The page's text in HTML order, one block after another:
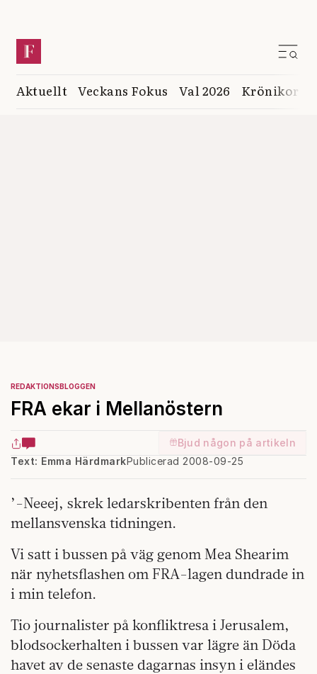
Aktuellt Veckans Fokus Val 2026 Krönikor
REDAKTIONSBLOGGEN
FRA ekar i Mellanöstern
Bjud någon på artikeln
Text: Emma HärdmarkPublicerad 2008-09-25
’-Neeej, skrek ledarskribenten från den
mellansvenska tidningen.
Vi satt i bussen på väg genom Mea Shearim
när nyhetsflashen om FRA-lagen dundrade in
i min telefon.
Tio journalister på konfliktresa i Jerusalem,
blodsockerhalten i bussen var lägre än Döda
havet av de senaste dagarnas insyn i eländes